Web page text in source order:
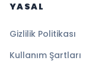
YASAL
Gizlilik Politikası
Kullanım Şartları